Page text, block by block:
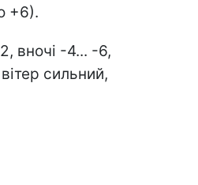
+6).
вночі -4... -6,
сильний,